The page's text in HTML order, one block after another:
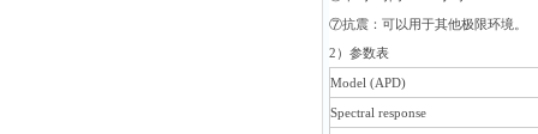
⑦抗震：可以用于其他极限环境。
2 ）参数表
Model (APD)
Spectral response